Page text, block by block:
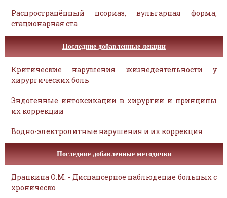
Распространённый псориаз, вульгарная форма,
стационарная ста
Последние добавленные лекции
Критические нарушения жизнедеятельности у
хирургических боль
Эндогенные интоксикации в хирургии и принципы
их коррекции
Водно-электролитные нарушения и их коррекция
Последние добавленные методички
Драпкина О.М. - Диспансерное наблюдение больных с
хроническо